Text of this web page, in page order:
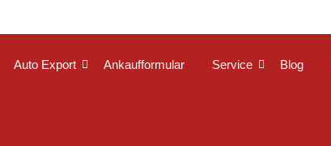
Auto Export Ankaufformular Service Blog